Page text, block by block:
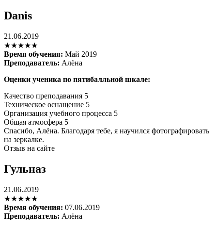
Danis
21.06.2019
★★★★★
Время обучения: Май 2019
Преподаватель: Алёна
Оценки ученика по пятибалльной шкале:
Качество преподавания 5
Техническое оснащение 5
Организация учебного процесса 5
Общая атмосфера 5
Спасибо, Алёна. Благодаря тебе, я научился фотографировать
на зеркалке.
Отзыв на сайте
Гульназ
21.06.2019
★★★★★
Время обучения: 07.06.2019
Преподаватель: Алёна